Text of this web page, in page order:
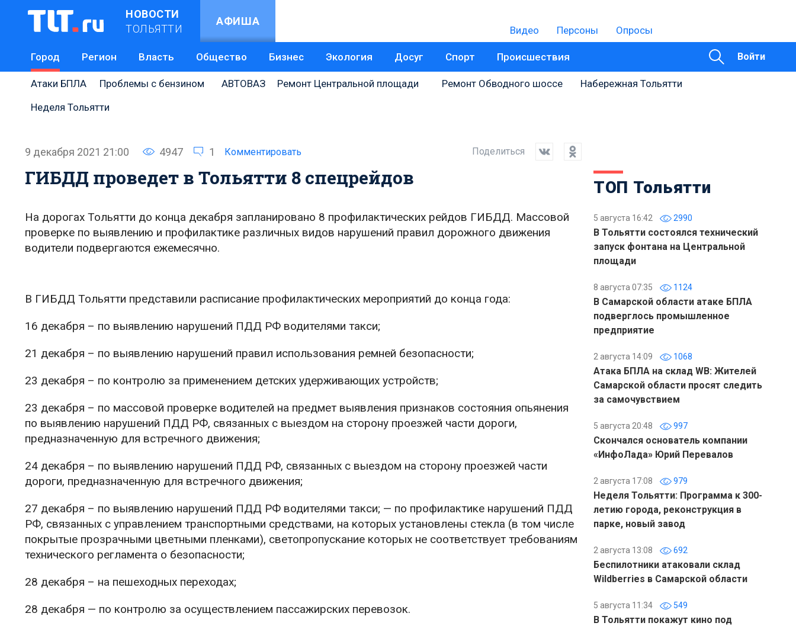
НОВОСТИ
ТОЛЬЯТТИ
АФИША
Видео Персоны Опросы
Город Регион Власть Общество Бизнес Экология Досуг Спорт Происшествия Войти
Атаки БПЛА Проблемы с бензином АВТОВАЗ Ремонт Центральной площади Ремонт Обводного шоссе
Набережная Тольятти
Неделя Тольятти
9 декабря 2021 21:00 4947 1 Комментировать Поделиться
ГИБДД проведет в Тольятти 8 спецрейдов
На дорогах Тольятти до конца декабря запланировано 8 профилактических рейдов ГИБДД. Массовой
проверке по выявлению и профилактике различных видов нарушений правил дорожного движения
водители подвергаются ежемесячно.
В ГИБДД Тольятти представили расписание профилактических мероприятий до конца года:
16 декабря – по выявлению нарушений ПДД РФ водителями такси;
21 декабря – по выявлению нарушений правил использования ремней безопасности;
23 декабря – по контролю за применением детских удерживающих устройств;
23 декабря – по массовой проверке водителей на предмет выявления признаков состояния опьянения
по выявлению нарушений ПДД РФ, связанных с выездом на сторону проезжей части дороги,
предназначенную для встречного движения;
24 декабря – по выявлению нарушений ПДД РФ, связанных с выездом на сторону проезжей части
дороги, предназначенную для встречного движения;
27 декабря – по выявлению нарушений ПДД РФ водителями такси; — по профилактике нарушений ПДД
РФ, связанных с управлением транспортными средствами, на которых установлены стекла (в том числе
покрытые прозрачными цветными пленками), светопропускание которых не соответствует требованиям
технического регламента о безопасности;
28 декабря – на пешеходных переходах;
28 декабря — по контролю за осуществлением пассажирских перевозок.
ТОП Тольятти
5 августа 16:42 2990
В Тольятти состоялся технический
запуск фонтана на Центральной
площади
8 августа 07:35 1124
В Самарской области атаке БПЛА
подверглось промышленное
предприятие
2 августа 14:09 1068
Атака БПЛА на склад WB: Жителей
Самарской области просят следить
за самочувствием
5 августа 20:48 997
Скончался основатель компании
«ИнфоЛада» Юрий Перевалов
2 августа 17:08 979
Неделя Тольятти: Программа к 300-
летию города, реконструкция в
парке, новый завод
2 августа 13:08 692
Беспилотники атаковали склад
Wildberries в Самарской области
5 августа 11:34 549
В Тольятти покажут кино под